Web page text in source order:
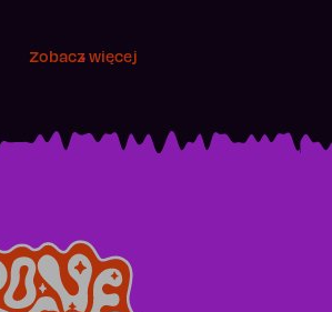
Zobacz więcej